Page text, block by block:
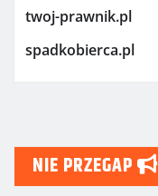
twoj-prawnik.pl
spadkobierca.pl
NIE PRZEGAP